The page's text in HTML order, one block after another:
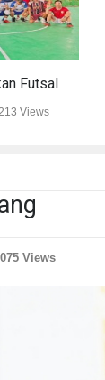
Views
Views